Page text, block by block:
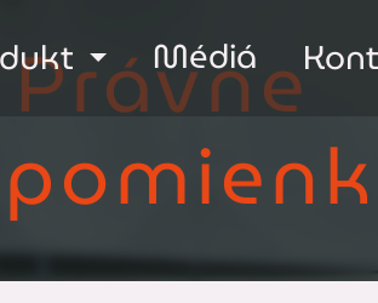
Médiá
Právne